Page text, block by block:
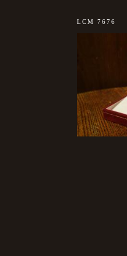
LCM 7676